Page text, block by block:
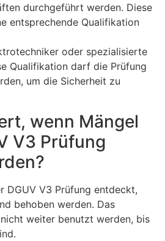
durchgeführt werden. Diese
entsprechende Qualifikation
oder spezialisierte
Qualifikation darf die Prüfung
um die Sicherheit zu
wenn Mängel
V3 Prüfung
DGUV V3 Prüfung entdeckt,
behoben werden. Das
weiter benutzt werden, bis